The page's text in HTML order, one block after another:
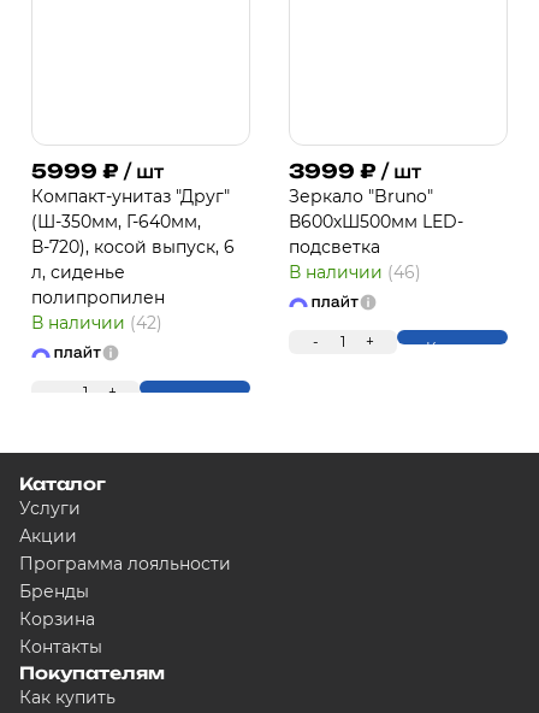
5999 ₽ / шт
Компакт-унитаз "Друг"
(Ш-350мм, Г-640мм,
В-720), косой выпуск, 6
л, сиденье
полипропилен
В наличии (42)
1 + Купить
3999 ₽ / шт
Зеркало "Bruno"
В600хШ500мм LED-
подсветка
В наличии (46)
- 1 + Купить
Каталог
Услуги
Акции
Программа лояльности
Бренды
Корзина
Контакты
Покупателям
Как купить